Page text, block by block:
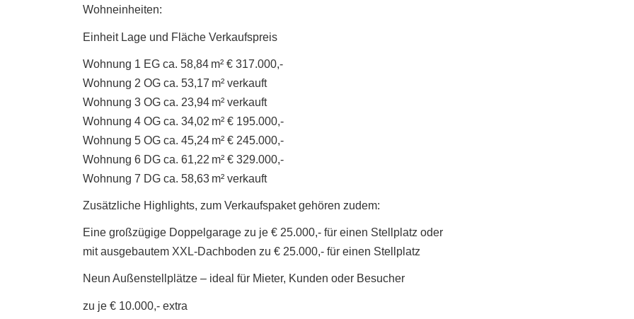
Wohneinheiten:
Einheit Lage und Fläche Verkaufspreis
Wohnung 1 EG ca. 58,84 m² € 317.000,-
Wohnung 2 OG ca. 53,17 m² verkauft
Wohnung 3 OG ca. 23,94 m² verkauft
Wohnung 4 OG ca. 34,02 m² € 195.000,-
Wohnung 5 OG ca. 45,24 m² € 245.000,-
Wohnung 6 DG ca. 61,22 m² € 329.000,-
Wohnung 7 DG ca. 58,63 m² verkauft
Zusätzliche Highlights, zum Verkaufspaket gehören zudem:
Eine großzügige Doppelgarage zu je € 25.000,- für einen Stellplatz oder
mit ausgebautem XXL-Dachboden zu € 25.000,- für einen Stellplatz
Neun Außenstellplätze – ideal für Mieter, Kunden oder Besucher
zu je € 10.000,- extra